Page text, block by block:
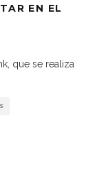
EN EL
que se realiza